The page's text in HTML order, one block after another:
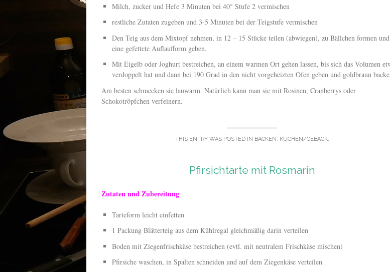
Milch, zucker und Hefe 3 Minuten bei 40° Stufe 2 vermischen
restliche Zutaten zugeben und 3-5 Minuten bei der Teigstufe vermischen
Den Teig aus dem Mixtopf nehmen, in 12 – 15 Stücke teilen (abwiegen), zu Bällchen formen
eine gefettete Auflaufform geben.
Mit Eigelb oder Joghurt bestreichen, an einem warmen Ort gehen lassen, bis sich das Volumen
verdoppelt hat und dann bei 190 Grad in den nicht vorgeheizten Ofen geben und goldbraun
Am besten schmecken sie lauwarm. Natürlich kann man sie mit Rosinen, Cranberrys oder
Schokotröpfchen verfeinern.
THIS ENTRY WAS POSTED IN BACKEN, KUCHEN/GEBÄCK.
Pfirsichtarte mit Rosmarin
Zutaten und Zubereitung
Tarteform leicht einfetten
1 Packung Blätterteig aus dem Kühlregal gleichmäßig darin verteilen
Boden mit Ziegenfrischkäse bestreichen (evtl. mit neutralem Frischkäse mischen)
Pfirsiche waschen, in Spalten schneiden und auf dem Ziegenkäse verteilen